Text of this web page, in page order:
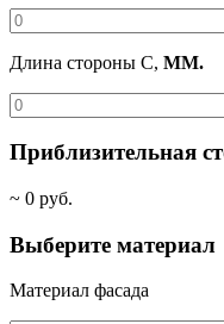
Длина стороны C, ММ.
Приблизительная
~ 0 руб.
Выберите материал
Материал фасада